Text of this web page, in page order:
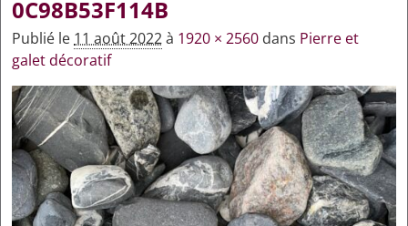
0C98B53F114B
Publié le 11 août 2022à 1920 × 2560 dans Pierre et
galet décoratif